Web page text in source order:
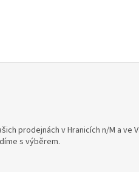
prodejnách v Hranicích n/M a ve
s výběrem.